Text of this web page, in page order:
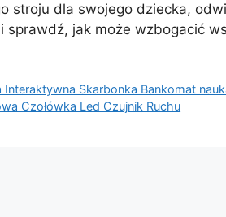
stroju dla swojego dziecka,
i sprawdź, jak może wzbogacić
Skarbonka Bankomat
Czołówka Led Czujnik Ruchu